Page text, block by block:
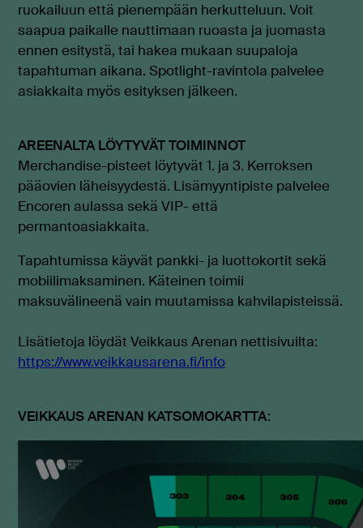
ruokailuun että pienempään herkutteluun. Voit
saapua paikalle nauttimaan ruoasta ja juomasta
ennen esitystä, tai hakea mukaan suupaloja
tapahtuman aikana. Spotlight-ravintola palvelee
asiakkaita myös esityksen jälkeen.
AREENALTA LÖYTYVÄT TOIMINNOT
Merchandise-pisteet löytyvät 1. ja 3. Kerroksen
pääovien läheisyydestä. Lisämyyntipiste palvelee
Encoren aulassa sekä VIP- että
permantoasiakkaita.
Tapahtumissa käyvät pankki- ja luottokortit sekä
mobiilimaksaminen. Käteinen toimii
maksuvälineenä vain muutamissa kahvilapisteissä.
Lisätietoja löydät Veikkaus Arenan nettisivuilta:
https://www.veikkausarena.fi/info
VEIKKAUS ARENAN KATSOMOKARTTA: